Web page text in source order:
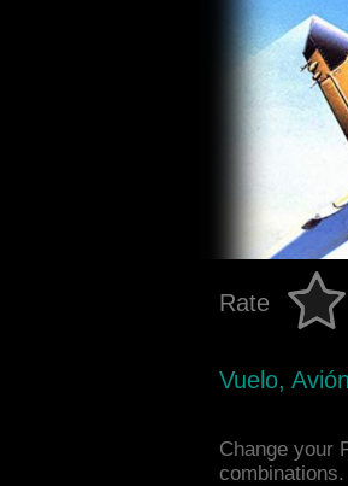
Rate
Vuelo,
Change your
combinations.